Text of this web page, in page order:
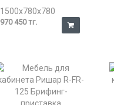
1500x780x780
970 450 тг.